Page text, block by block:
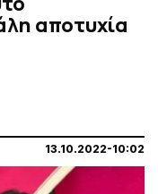
αποτυχία
13.10.2022-10:02